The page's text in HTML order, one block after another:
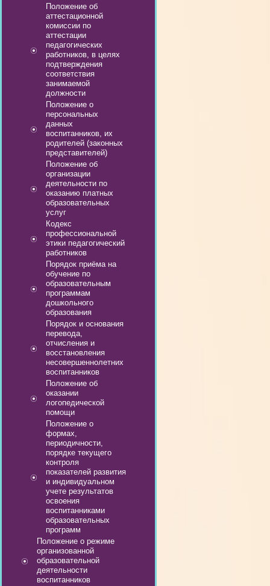
Положение об
аттестационной
комиссии по
аттестации
педагогических
работников, в целях
подтверждения
соответствия
занимаемой
должности
Положение о
персональных
данных
воспитанников, их
родителей (законных
представителей)
Положение об
организации
деятельности по
оказанию платных
образовательных
услуг
Кодекс
профессиональной
этики педагогический
работников
Порядок приёма на
обучение по
образовательным
программам
дошкольного
образования
Порядок и основания
перевода,
отчисления и
восстановления
несовершеннолетних
воспитанников
Положение об
оказании
логопедической
помощи
Положение о
формах,
периодичности,
порядке текущего
контроля
показателей развития
и индивидуальном
учете результатов
освоения
воспитанниками
образовательных
программ
Положение о режиме
организованной
образовательной
деятельности
воспитанников